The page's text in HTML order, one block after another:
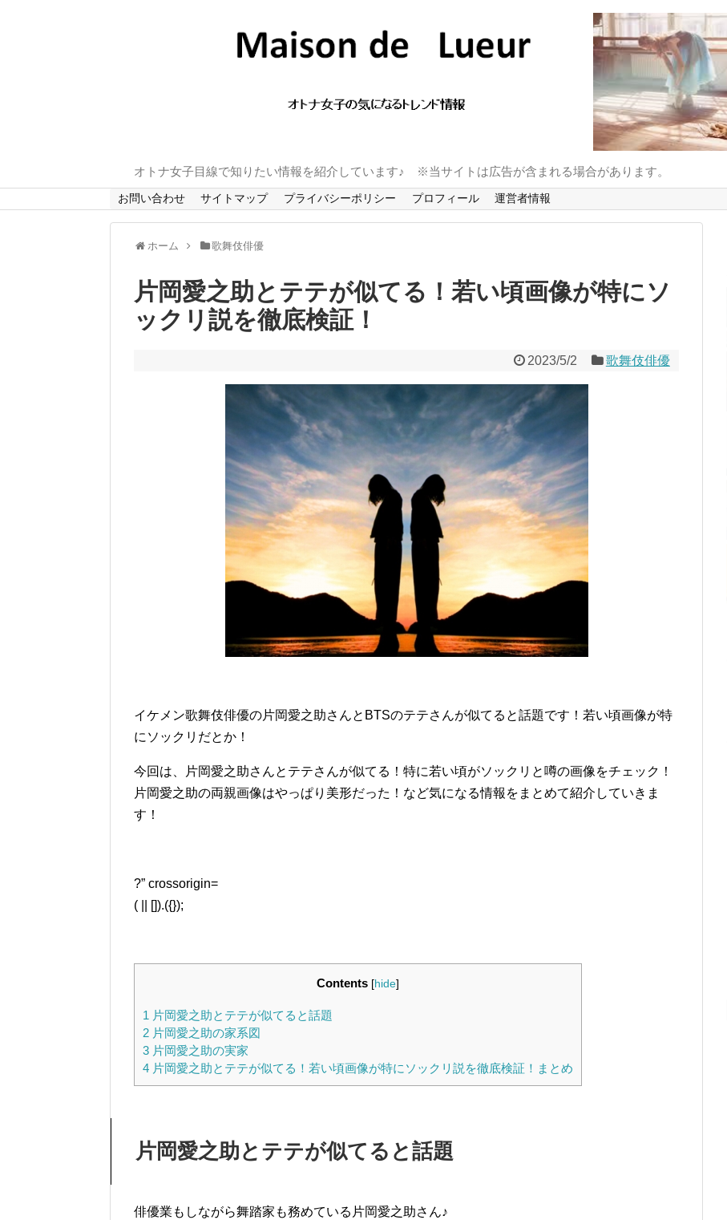
オトナ女子目線で知りたい情報を紹介しています♪ ※当サイトは広告が含まれる場合があります。
お問い合わせ サイトマップ プライバシーポリシー プロフィール 運営者情報
ホーム 歌舞伎俳優
片岡愛之助とテテが似てる！若い頃画像が特にソ
ックリ説を徹底検証！
2023/5/2 歌舞伎俳優
イケメン歌舞伎俳優の片岡愛之助さんとBTSのテテさんが似てると話題です！若い頃画像が特
にソックリだとか！
今回は、片岡愛之助さんとテテさんが似てる！特に若い頃がソックリと噂の画像をチェック！
片岡愛之助の両親画像はやっぱり美形だった！など気になる情報をまとめて紹介していきま
す！
?” crossorigin=
( || []).({});
Contents [hide]
1 片岡愛之助とテテが似てると話題
2 片岡愛之助の家系図
3 片岡愛之助の実家
4 片岡愛之助とテテが似てる！若い頃画像が特にソックリ説を徹底検証！まとめ
片岡愛之助とテテが似てると話題
俳優業もしながら舞踏家も務めている片岡愛之助さん♪